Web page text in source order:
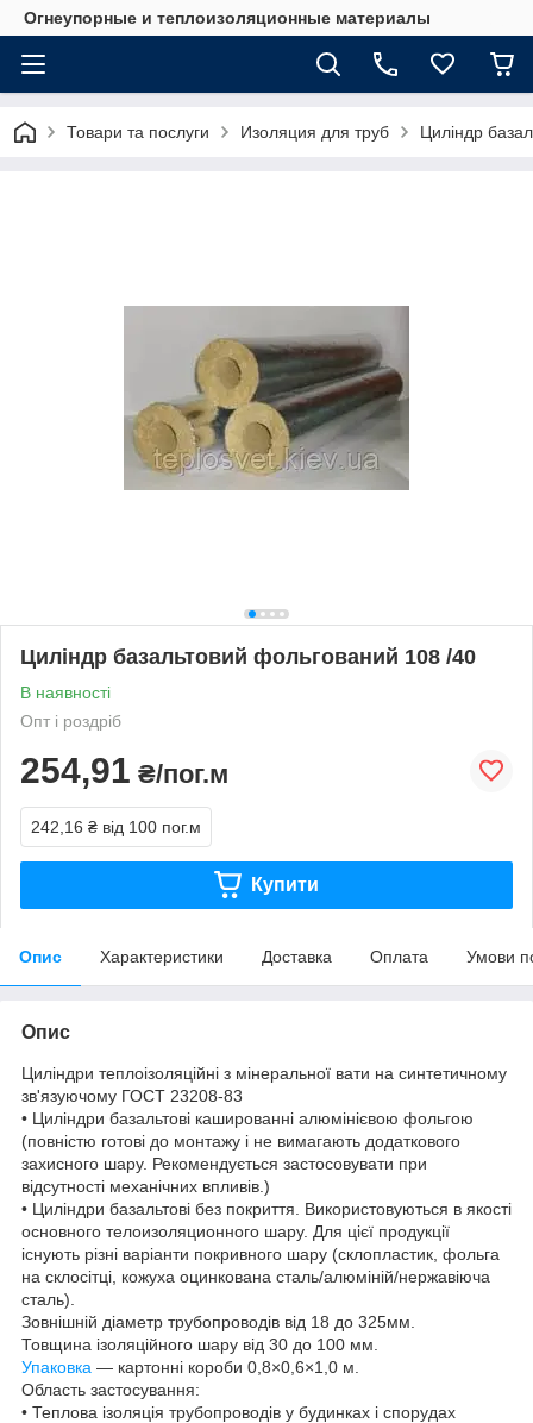
Огнеупорные и теплоизоляционные материалы
Товари та послуги Изоляция для труб Циліндр
Циліндр базальтовий фольгований 108 /40
В наявності
Опт і роздріб
254,91 ₴/пог.м
242,16 ₴ від 100 пог.м
Купити
Опис Характеристики Доставка Оплата Умови
Опис
Циліндри теплоізоляційні з мінеральної вати на синтетичному
зв'язуючому ГОСТ 23208-83
• Циліндри базальтові кашированні алюмінієвою фольгою
(повністю готові до монтажу і не вимагають додаткового
захисного шару. Рекомендується застосовувати при
відсутності механічних впливів.)
• Циліндри базальтові без покриття. Використовуються в якості
основного телоизоляционного шару. Для цієї продукції
існують різні варіанти покривного шару (склопластик, фольга
на склосітці, кожуха оцинкована сталь/алюміній/нержавіюча
сталь).
Зовнішній діаметр трубопроводів від 18 до 325мм.
Товщина ізоляційного шару від 30 до 100 мм.
Упаковка — картонні короби 0,8×0,6×1,0 м.
Область застосування:
• Теплова ізоляція трубопроводів у будинках і спорудах